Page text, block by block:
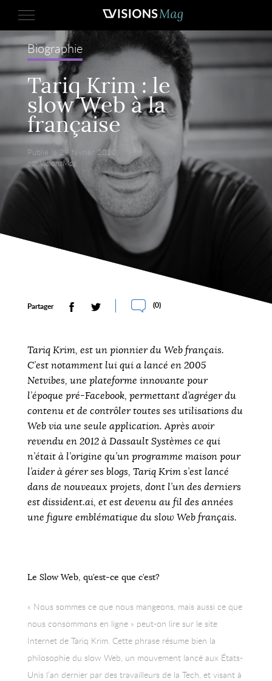
Biographie
Tariq Krim : le
slow Web à la
française
Publié le 29 février 2020,
par VisionsMag.
Partager (0)
Tariq Krim, est un pionnier du Web français.
C’est notamment lui qui a lancé en 2005
Netvibes, une plateforme innovante pour
l’époque pré-Facebook, permettant d’agréger du
contenu et de contrôler toutes ses utilisations du
Web via une seule application. Après avoir
revendu en 2012 à Dassault Systèmes ce qui
n’était à l’origine qu’un programme maison pour
l’aider à gérer ses blogs, Tariq Krim s’est lancé
dans de nouveaux projets, dont l’un des derniers
est dissident.ai, et est devenu au fil des années
une figure emblématique du slow Web français.
Le Slow Web, qu’est-ce que c’est?
« Nous sommes ce que nous mangeons, mais aussi ce que
nous consommons en ligne » peut-on lire sur le site
Internet de Tariq Krim. Cette phrase résume bien la
philosophie du slow Web, un mouvement lancé aux États-
Unis l’an dernier par des travailleurs de la Tech, et visant à